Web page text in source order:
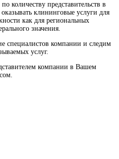
количеству представительств в
клининговые услуги для
как для региональных
значения.
специалистов компании и следим
услуг.
компании в Вашем